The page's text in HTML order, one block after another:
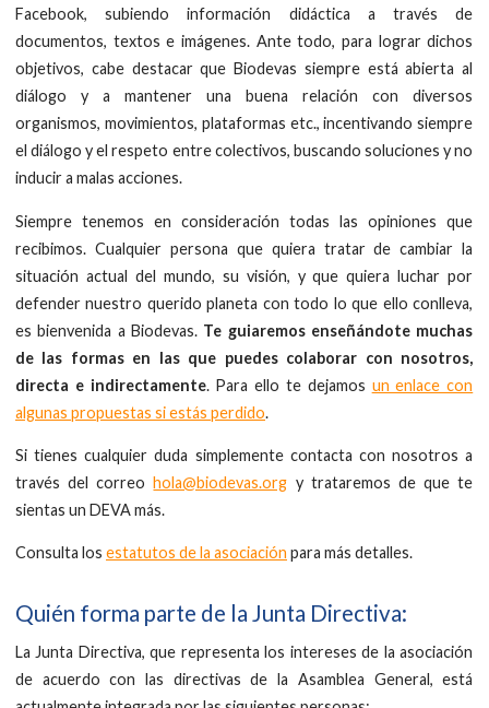
Facebook, subiendo información didáctica a través de
documentos, textos e imágenes. Ante todo, para lograr dichos
objetivos, cabe destacar que Biodevas siempre está abierta al
diálogo y a mantener una buena relación con diversos
organismos, movimientos, plataformas etc., incentivando siempre
el diálogo y el respeto entre colectivos, buscando soluciones y no
inducir a malas acciones.
Siempre tenemos en consideración todas las opiniones que
recibimos. Cualquier persona que quiera tratar de cambiar la
situación actual del mundo, su visión, y que quiera luchar por
defender nuestro querido planeta con todo lo que ello conlleva,
es bienvenida a Biodevas. Te guiaremos enseñándote muchas
de las formas en las que puedes colaborar con nosotros,
directa e indirectamente. Para ello te dejamosun enlace con
algunas propuestas si estás perdido.
Si tienes cualquier duda simplemente contacta con nosotros a
través del correohola@biodevas.org y trataremos de que te
sientas un DEVA más.
Consulta losestatutos de la asociación para más detalles.
Quién forma parte de la Junta Directiva:
La Junta Directiva, que representa los intereses de la asociación
de acuerdo con las directivas de la Asamblea General, está